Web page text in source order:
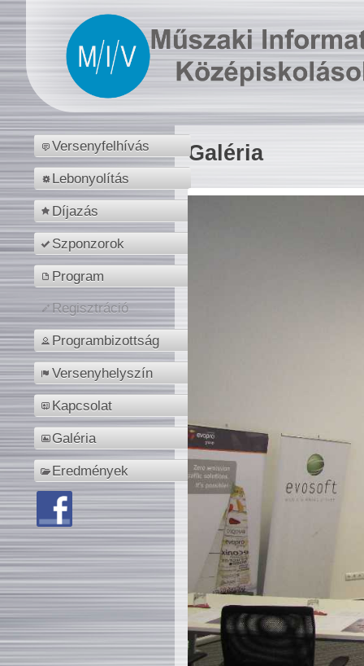
Versenyfelhívás
Lebonyolítás
Díjazás
Szponzorok
Program
Regisztráció
Programbizottság
Versenyhelyszín
Kapcsolat
Galéria
Eredmények
Galéria